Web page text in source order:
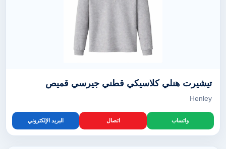
تيشيرت هنلي كلاسيكي قطني جيرسي قميص
Henley
واتساب اتصال البريد الإلكتروني